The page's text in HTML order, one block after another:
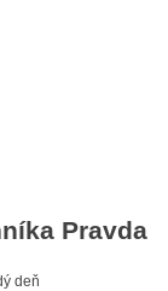
Pravda
deň